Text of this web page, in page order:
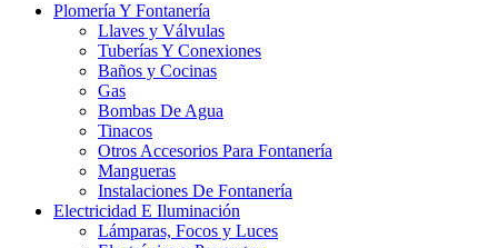
Plomería Y Fontanería
Llaves y Válvulas
Tuberías Y Conexiones
Baños y Cocinas
Gas
Bombas De Agua
Tinacos
Otros Accesorios Para Fontanería
Mangueras
Instalaciones De Fontanería
Electricidad E Iluminación
Lámparas, Focos y Luces